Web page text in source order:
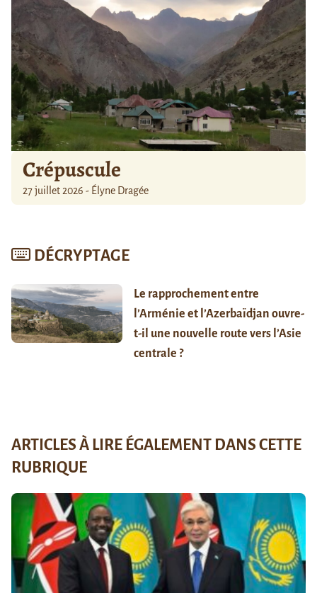
Crépuscule
27 juillet 2026 - Élyne Dragée
DÉCRYPTAGE
Le rapprochement entre
l’Arménie et l’Azerbaïdjan ouvre-
t-il une nouvelle route vers l’Asie
centrale ?
ARTICLES À LIRE ÉGALEMENT DANS CETTE
RUBRIQUE